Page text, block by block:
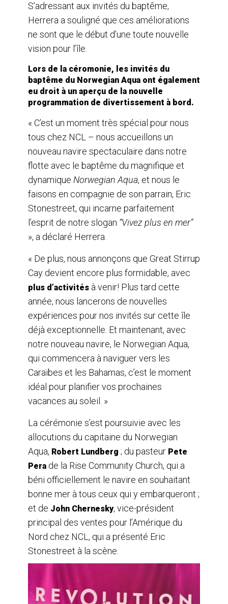
S’adressant aux invités du baptême,
Herrera a souligné que ces améliorations
ne sont que le début d’une toute nouvelle
vision pour l’île.
Lors de la céromonie, les invités du
baptême du Norwegian Aqua ont également
eu droit à un aperçu de la nouvelle
programmation de divertissement à bord.
« C’est un moment très spécial pour nous
tous chez NCL – nous accueillons un
nouveau navire spectaculaire dans notre
flotte avec le baptême du magnifique et
dynamique Norwegian Aqua, et nous le
faisons en compagnie de son parrain, Eric
Stonestreet, qui incarne parfaitement
l’esprit de notre slogan “Vivez plus en mer”
», a déclaré Herrera.
« De plus, nous annonçons que Great Stirrup
Cay devient encore plus formidable, avec
plus d’activités à venir! Plus tard cette
année, nous lancerons de nouvelles
expériences pour nos invités sur cette île
déjà exceptionnelle. Et maintenant, avec
notre nouveau navire, le Norwegian Aqua,
qui commencera à naviguer vers les
Caraïbes et les Bahamas, c’est le moment
idéal pour planifier vos prochaines
vacances au soleil. »
La cérémonie s’est poursuivie avec les
allocutions du capitaine du Norwegian
Aqua, Robert Lundberg ; du pasteur Pete
Pera de la Rise Community Church, qui a
béni officiellement le navire en souhaitant
bonne mer à tous ceux qui y embarqueront ;
et de John Chernesky, vice-président
principal des ventes pour l’Amérique du
Nord chez NCL, qui a présenté Eric
Stonestreet à la scène.